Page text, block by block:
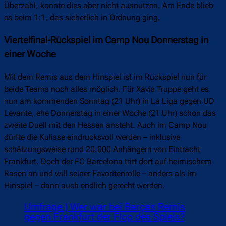
Überzahl, konnte dies aber nicht ausnutzen. Am Ende blieb
es beim 1:1, das sicherlich in Ordnung ging.
Viertelfinal-Rückspiel im Camp Nou Donnerstag in
einer Woche
Mit dem Remis aus dem Hinspiel ist im Rückspiel nun für
beide Teams noch alles möglich. Für Xavis Truppe geht es
nun am kommenden Sonntag (21 Uhr) in La Liga gegen UD
Levante, ehe Donnerstag in einer Woche (21 Uhr) schon das
zweite Duell mit den Hessen ansteht. Auch im Camp Nou
dürfte die Kulisse eindrucksvoll werden – inklusive
schätzungsweise rund 20.000 Anhängern von Eintracht
Frankfurt. Doch der FC Barcelona tritt dort auf heimischem
Rasen an und will seiner Favoritenrolle – anders als im
Hinspiel – dann auch endlich gerecht werden.
Umfrage | Wer war bei Barças Remis
gegen Frankfurt der Flop des Spiels?